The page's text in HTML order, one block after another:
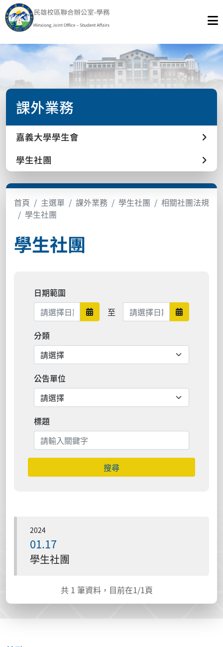
課外業務
嘉義大學學生會
學生社團
首頁 主選單 課外業務 學生社團
相關社團法規
學生社團
學生社團
日期範圍
日期範圍開始
至 日期範圍結束 日期範圍
分類
公告單位
標題
搜尋
2024
01.17
學生社團
共 1 筆資料，目前在1/1頁